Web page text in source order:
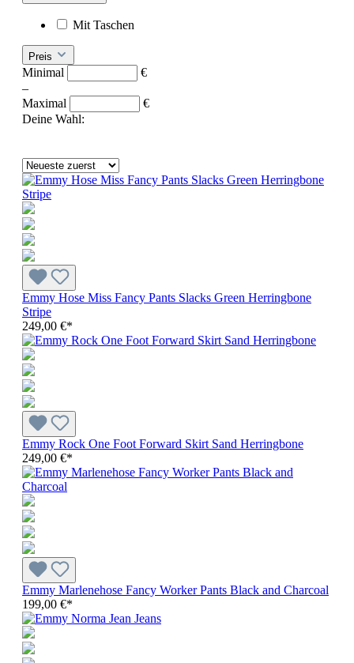
Mit Taschen
Preis
Minimal
€
–
Maximal
€
Deine Wahl:
Emmy Hose Miss Fancy Pants Slacks Green Herringbone
Stripe
249,00 €*
Emmy Rock One Foot Forward Skirt Sand Herringbone
249,00 €*
Emmy Marlenehose Fancy Worker Pants Black and Charcoal
199,00 €*